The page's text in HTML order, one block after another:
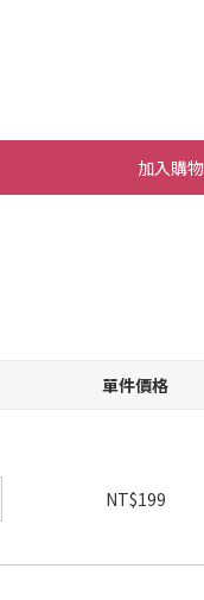
加入購
單件價格
NT$199